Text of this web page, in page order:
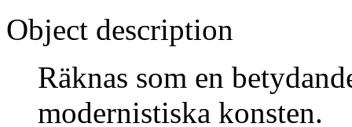
Object description
Räknas som en
modernistiska konsten.